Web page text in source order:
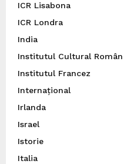
ICR Lisabona
ICR Londra
India
Institutul Cultural Român
Institutul Francez
Internațional
Irlanda
Israel
Istorie
Italia